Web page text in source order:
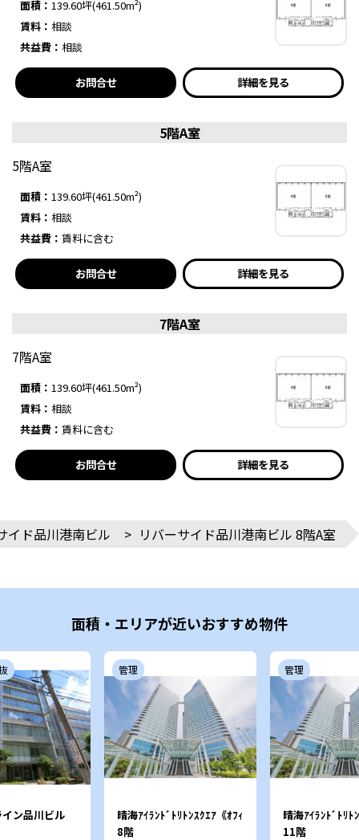
面積： 139.60坪(461.50m²)
賃料： 相談
共益費： 相談
お問合せ 詳細を見る
5階A室
5階A室
面積： 139.60坪(461.50m²)
賃料： 相談
共益費： 賃料に含む
お問合せ 詳細を見る
7階A室
7階A室
面積： 139.60坪(461.50m²)
賃料： 相談
共益費： 賃料に含む
お問合せ 詳細を見る
イド品川港南ビル > リバーサイド品川港南ビル 8階A室
面積・エリアが近いおすすめ物件
ン品川ビル
管理
晴海ｱｲﾗﾝﾄﾞﾄﾘﾄﾝｽｸｴｱ《ｵﾌｨ
ｽﾀﾜｰY》
8階
管理
晴海ｱｲﾗﾝﾄﾞﾄﾘﾄ
ｽﾀﾜｰY》
11階